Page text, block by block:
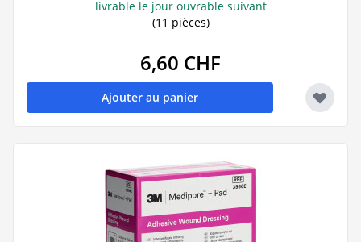
livrable le jour ouvrable suivant
(11 pièces)
6,60 CHF
Ajouter au panier